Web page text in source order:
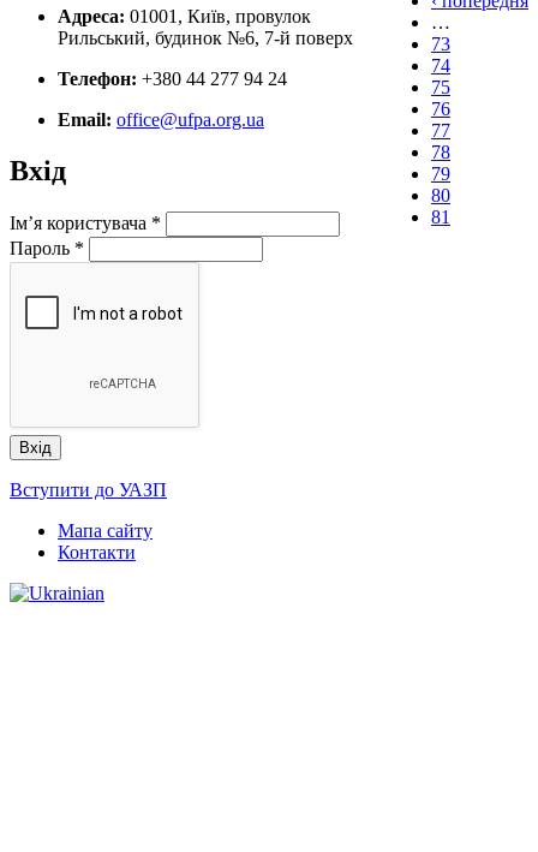
…
73
74
75
76
77
78
79
80
81
Адреса: 01001, Київ, провулок
Рильський, будинок №6, 7-й поверх
Телефон: +380 44 277 94 24
Email: office@ufpa.org.ua
Вхід
Ім’я користувача *
Пароль *
Вступити до УАЗП
Мапа сайту
Контакти